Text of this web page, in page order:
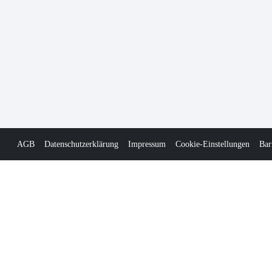
AGB Datenschutzerklärung Impressum Cookie-Einstellungen